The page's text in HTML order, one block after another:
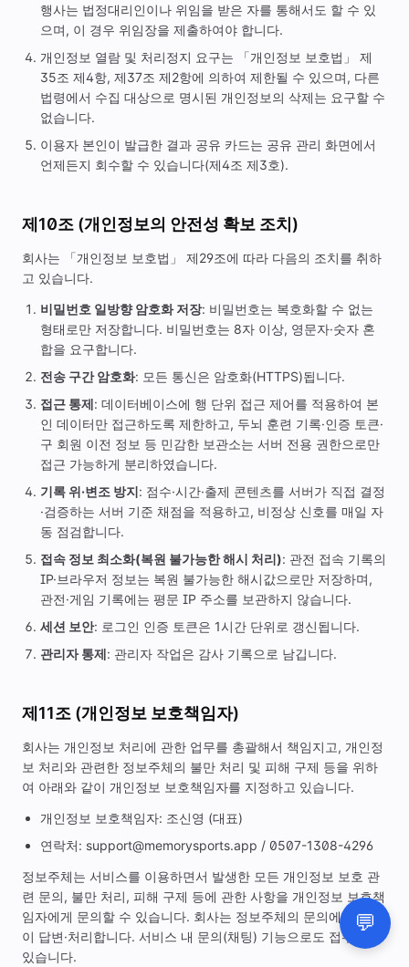
행사는 법정대리인이나 위임을 받은 자를 통해서도 할 수 있
으며, 이 경우 위임장을 제출하여야 합니다.
개인정보 열람 및 처리정지 요구는 「개인정보 보호법」 제
35조 제4항, 제37조 제2항에 의하여 제한될 수 있으며, 다른
법령에서 수집 대상으로 명시된 개인정보의 삭제는 요구할 수
없습니다.
이용자 본인이 발급한 결과 공유 카드는 공유 관리 화면에서
언제든지 회수할 수 있습니다(제4조 제3호).
제10조 (개인정보의 안전성 확보 조치)
회사는 「개인정보 보호법」 제29조에 따라 다음의 조치를 취하
고 있습니다.
비밀번호 일방향 암호화 저장: 비밀번호는 복호화할 수 없는
형태로만 저장합니다. 비밀번호는 8자 이상, 영문자·숫자 혼
합을 요구합니다.
전송 구간 암호화: 모든 통신은 암호화(HTTPS)됩니다.
접근 통제: 데이터베이스에 행 단위 접근 제어를 적용하여 본
인 데이터만 접근하도록 제한하고, 두뇌 훈련 기록·인증 토큰·
구 회원 이전 정보 등 민감한 보관소는 서버 전용 권한으로만
접근 가능하게 분리하였습니다.
기록 위·변조 방지: 점수·시간·출제 콘텐츠를 서버가 직접 결정
·검증하는 서버 기준 채점을 적용하고, 비정상 신호를 매일 자
동 점검합니다.
접속 정보 최소화(복원 불가능한 해시 처리): 관전 접속 기록의
IP·브라우저 정보는 복원 불가능한 해시값으로만 저장하며,
관전·게임 기록에는 평문 IP 주소를 보관하지 않습니다.
세션 보안: 로그인 인증 토큰은 1시간 단위로 갱신됩니다.
관리자 통제: 관리자 작업은 감사 기록으로 남깁니다.
제11조 (개인정보 보호책임자)
회사는 개인정보 처리에 관한 업무를 총괄해서 책임지고, 개인정
보 처리와 관련한 정보주체의 불만 처리 및 피해 구제 등을 위하
여 아래와 같이 개인정보 보호책임자를 지정하고 있습니다.
개인정보 보호책임자: 조신영 (대표)
연락처: support@memorysports.app / 0507-1308-4296
정보주체는 서비스를 이용하면서 발생한 모든 개인정보 보호 관
련 문의, 불만 처리, 피해 구제 등에 관한 사항을 개인정보 보호책
임자에게 문의할 수 있습니다. 회사는 정보주체의 문의에 지체 없
이 답변·처리합니다. 서비스 내 문의(채팅) 기능으로도 접수할 수
있습니다.